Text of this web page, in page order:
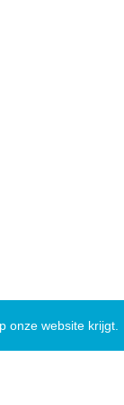
onze website krijgt.